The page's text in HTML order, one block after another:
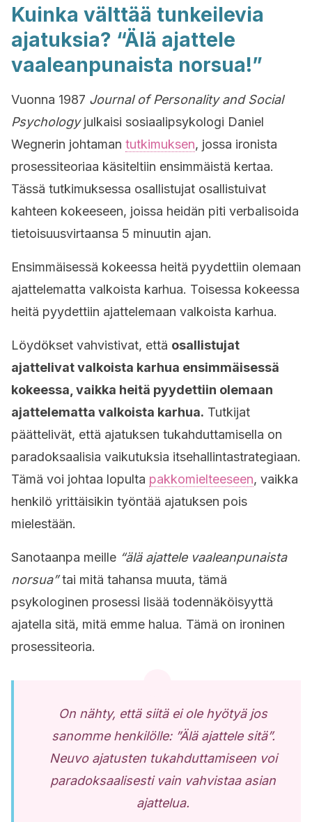
Kuinka välttää tunkeilevia
ajatuksia? “Älä ajattele
vaaleanpunaista norsua!”
Vuonna 1987 Journal of Personality and Social
Psychologyjulkaisi sosiaalipsykologi Daniel
Wegnerin johtaman tutkimuksen, jossa ironista
prosessiteoriaa käsiteltiin ensimmäistä kertaa.
Tässä tutkimuksessa osallistujat osallistuivat
kahteen kokeeseen, joissa heidän piti verbalisoida
tietoisuusvirtaansa 5 minuutin ajan.
Ensimmäisessä kokeessa heitä pyydettiin olemaan
ajattelematta valkoista karhua. Toisessa kokeessa
heitä pyydettiin ajattelemaan valkoista karhua.
Löydökset vahvistivat, että osallistujat
ajattelivat valkoista karhua ensimmäisessä
kokeessa, vaikka heitä pyydettiin olemaan
ajattelematta valkoista karhua. Tutkijat
päättelivät, että ajatuksen tukahduttamisella on
paradoksaalisia vaikutuksia itsehallintastrategiaan.
Tämä voi johtaa lopulta pakkomielteeseen, vaikka
henkilö yrittäisikin työntää ajatuksen pois
mielestään.
Sanotaanpa meille “älä ajattele vaaleanpunaista
norsua”tai mitä tahansa muuta, tämä
psykologinen prosessi lisää todennäköisyyttä
ajatella sitä, mitä emme halua. Tämä on ironinen
prosessiteoria.
On nähty, että siitä ei ole hyötyä jos
sanomme henkilölle: ”Älä ajattele sitä”.
Neuvo ajatusten tukahduttamiseen voi
paradoksaalisesti vain vahvistaa asian
ajattelua.